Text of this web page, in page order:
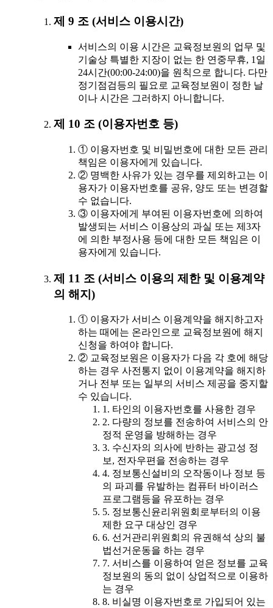
제 9 조 (서비스 이용시간)
서비스의 이용 시간은 교육정보원의 업무 및
기술상 특별한 지장이 없는 한 연중무휴, 1일
24시간(00:00-24:00)을 원칙으로 합니다. 다만
정기점검등의 필요로 교육정보원이 정한 날
이나 시간은 그러하지 아니합니다.
제 10 조 (이용자번호 등)
① 이용자번호 및 비밀번호에 대한 모든 관리
책임은 이용자에게 있습니다.
② 명백한 사유가 있는 경우를 제외하고는 이
용자가 이용자번호를 공유, 양도 또는 변경할
수 없습니다.
③ 이용자에게 부여된 이용자번호에 의하여
발생되는 서비스 이용상의 과실 또는 제3자
에 의한 부정사용 등에 대한 모든 책임은 이
용자에게 있습니다.
제 11 조 (서비스 이용의 제한 및 이용계약
의 해지)
① 이용자가 서비스 이용계약을 해지하고자
하는 때에는 온라인으로 교육정보원에 해지
신청을 하여야 합니다.
② 교육정보원은 이용자가 다음 각 호에 해당
하는 경우 사전통지 없이 이용계약을 해지하
거나 전부 또는 일부의 서비스 제공을 중지할
수 있습니다.
1. 타인의 이용자번호를 사용한 경우
2. 다량의 정보를 전송하여 서비스의 안
정적 운영을 방해하는 경우
3. 수신자의 의사에 반하는 광고성 정
보, 전자우편을 전송하는 경우
4. 정보통신설비의 오작동이나 정보 등
의 파괴를 유발하는 컴퓨터 바이러스
프로그램등을 유포하는 경우
5. 정보통신윤리위원회로부터의 이용
제한 요구 대상인 경우
6. 선거관리위원회의 유권해석 상의 불
법선거운동을 하는 경우
7. 서비스를 이용하여 얻은 정보를 교육
정보원의 동의 없이 상업적으로 이용하
는 경우
8. 비실명 이용자번호로 가입되어 있는